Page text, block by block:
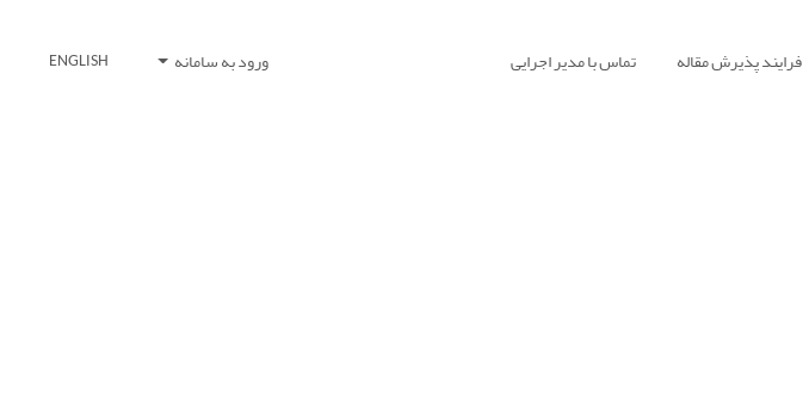
فرایند پذیرش مقاله تماس با مدیر اجرایی ورود به سامانه ENGLISH